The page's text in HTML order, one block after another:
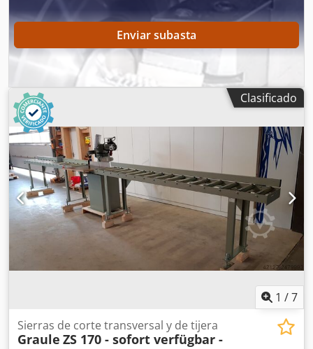
Enviar subasta
Clasificado
1 /7
Sierras de corte transversal y de tijera
Graule ZS 170 - sofort verfügbar -